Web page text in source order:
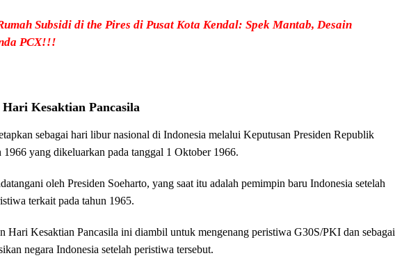
Subsidi di the Pires di Pusat Kota Kendal: Spek Mantab, Desain
PCX!!!
Kesaktian Pancasila
sebagai hari libur nasional di Indonesia melalui Keputusan Presiden Republik
yang dikeluarkan pada tanggal 1 Oktober 1966.
oleh Presiden Soeharto, yang saat itu adalah pemimpin baru Indonesia setelah
terkait pada tahun 1965.
Hari Kesaktian Pancasila ini diambil untuk mengenang peristiwa G30S/PKI dan sebagai
negara Indonesia setelah peristiwa tersebut.